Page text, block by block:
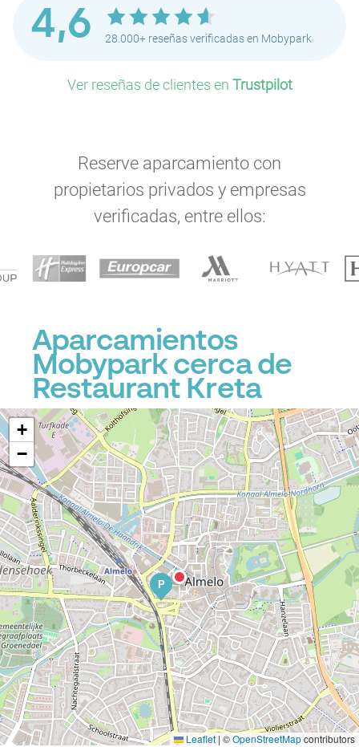
4,6 28.000+ reseñas verificadas en Mobypark
Ver reseñas de clientes en Trustpilot
Reserve aparcamiento con
propietarios privados y empresas
verificadas, entre ellos:
Aparcamientos
Mobypark cerca de
Restaurant Kreta
P
+
−
Leaflet | ©OpenStreetMapcontributors